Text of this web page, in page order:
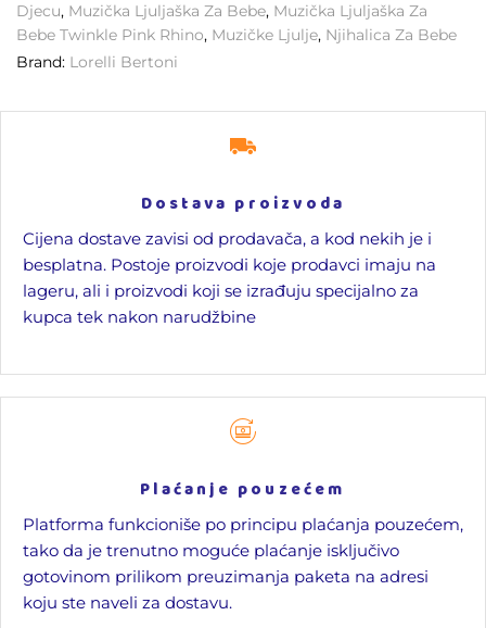
Djecu, Muzička Ljuljaška Za Bebe, Muzička Ljuljaška Za
Bebe Twinkle Pink Rhino, Muzičke Ljulje, Njihalica Za Bebe
Brand: Lorelli Bertoni
Dostava proizvoda
Cijena dostave zavisi od prodavača, a kod nekih je i
besplatna. Postoje proizvodi koje prodavci imaju na
lageru, ali i proizvodi koji se izrađuju specijalno za
kupca tek nakon narudžbine
Plaćanje pouzećem
Platforma funkcioniše po principu plaćanja pouzećem,
tako da je trenutno moguće plaćanje isključivo
gotovinom prilikom preuzimanja paketa na adresi
koju ste naveli za dostavu.